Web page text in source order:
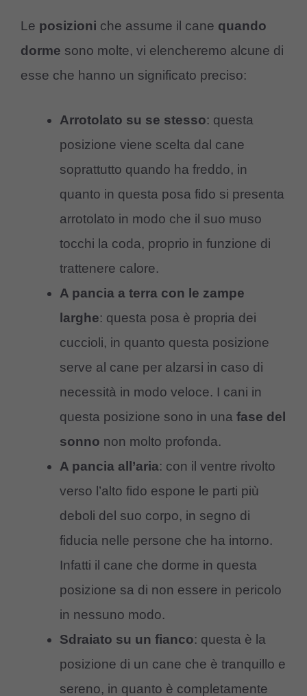
Le posizioni che assume il cane quando
dorme sono molte, vi elencheremo alcune di
esse che hanno un significato preciso:
Arrotolato su se stesso: questa
posizione viene scelta dal cane
soprattutto quando ha freddo, in
quanto in questa posa fido si presenta
arrotolato in modo che il suo muso
tocchi la coda, proprio in funzione di
trattenere calore.
A pancia a terra con le zampe
larghe: questa posa è propria dei
cuccioli, in quanto questa posizione
serve al cane per alzarsi in caso di
necessità in modo veloce. I cani in
questa posizione sono in una fase del
sonno non molto profonda.
A pancia all’aria: con il ventre rivolto
verso l’alto fido espone le parti più
deboli del suo corpo, in segno di
fiducia nelle persone che ha intorno.
Infatti il cane che dorme in questa
posizione sa di non essere in pericolo
in nessuno modo.
Sdraiato su un fianco: questa è la
posizione di un cane che è tranquillo e
sereno, in quanto è completamente